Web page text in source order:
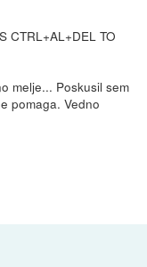
CTRL+AL+DEL TO
melje... Poskusil sem
pomaga. Vedno